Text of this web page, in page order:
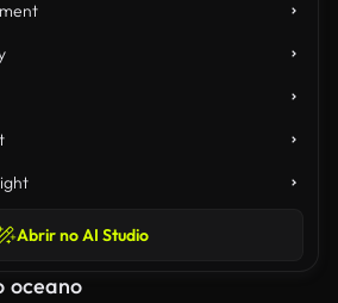
Abrir no AI Studio
oceano